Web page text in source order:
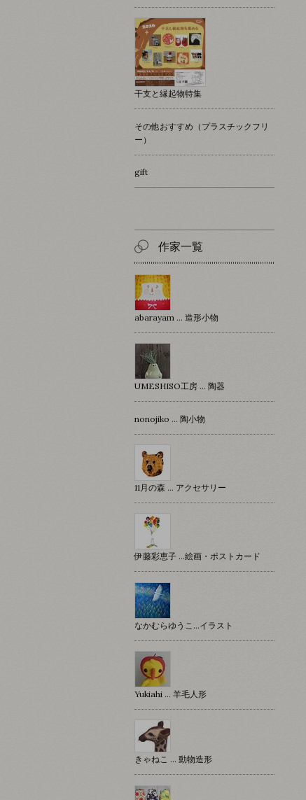
干支と縁起物特集
その他おすすめ（プラスチックフリ
ー）
gift
作家一覧
abarayam … 造形小物
UMESHISO工房 … 陶器
nonojiko ... 陶小物
11月の森 … アクセサリー
伊藤彩恵子 …絵画・ポストカード
なかむらゆうこ…イラスト
Yukiahi … 羊毛人形
きゃねこ … 動物造形